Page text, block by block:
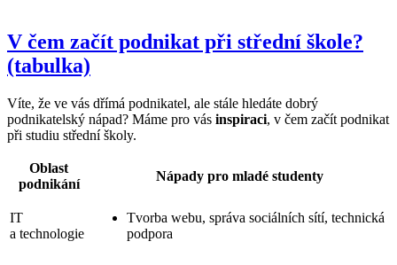
V čem začít podnikat při střední škole?
(tabulka)
Víte, že ve vás dřímá podnikatel, ale stále hledáte dobrý
podnikatelský nápad? Máme pro vás inspiraci, v čem začít podnikat
při studiu střední školy.
Oblast
podnikání
Nápady pro mladé studenty
IT
a technologie
Tvorba webu, správa sociálních sítí, technická
podpora